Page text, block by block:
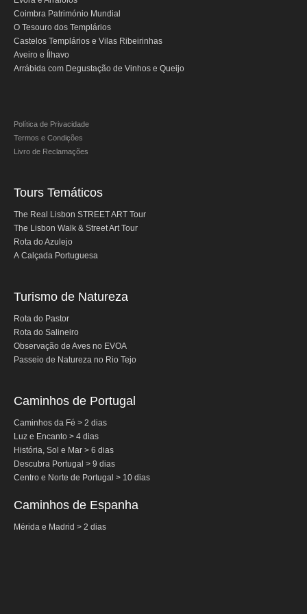
Óbidos
Serra de Montejunto e Óbidos
Fátima, Batalha, Nazaré e Óbidos
Fátima
Fátima e Ourém
O Tesouro dos Templários
Castelos Templários e Vilas Ribeirinhas
Tour de meio-dia em Fátima
Tours Temáticos
A Calçada Portuguesa
WineTours
Alentejo com prova de vinhos e azeite
Coimbra Património Mundial
O Tesouro dos Templários
Castelos Templários e Vilas Ribeirinhas
Aveiro e Ílhavo
Arrábida com Degustação de Vinhos e Queijo
Política de Privacidade
Termos e Condições
Livro de Reclamações
Tours Temáticos
The Real Lisbon STREET ART Tour
The Lisbon Walk & Street Art Tour
Rota do Azulejo
A Calçada Portuguesa
Turismo de Natureza
Rota do Pastor
Rota do Salineiro
Observação de Aves no EVOA
Passeio de Natureza no Rio Tejo
Caminhos de Portugal
Caminhos da Fé > 2 dias
Luz e Encanto > 4 dias
História, Sol e Mar > 6 dias
Descubra Portugal > 9 dias
Centro e Norte de Portugal > 10 dias
Caminhos de Espanha
Mérida e Madrid > 2 dias